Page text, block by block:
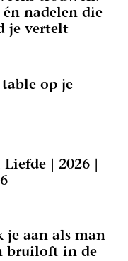
én nadelen die
je vertelt
op je
| 2026 |
je aan als man
bruiloft in de